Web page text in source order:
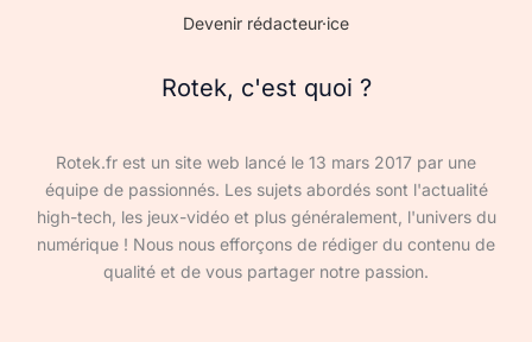
Devenir rédacteur·ice
Rotek, c'est quoi ?
Rotek.fr est un site web lancé le 13 mars 2017 par une
équipe de passionnés. Les sujets abordés sont l'actualité
high-tech, les jeux-vidéo et plus généralement, l'univers du
numérique ! Nous nous efforçons de rédiger du contenu de
qualité et de vous partager notre passion.